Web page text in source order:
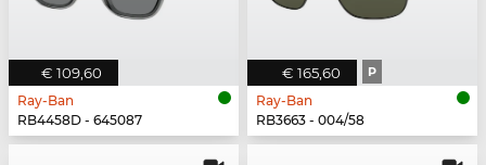
€ 109,60
Ray-Ban
RB4458D - 645087
€ 165,60 P
Ray-Ban
RB3663 - 004/58